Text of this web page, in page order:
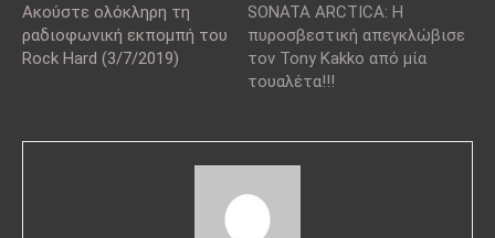
Ακούστε ολόκληρη τη
ραδιοφωνική εκπομπή του
Rock Hard (3/7/2019)
SONATA ARCTICA: Η
πυροσβεστική απεγκλώβισε
τον Tony Kakko από μία
τουαλέτα!!!